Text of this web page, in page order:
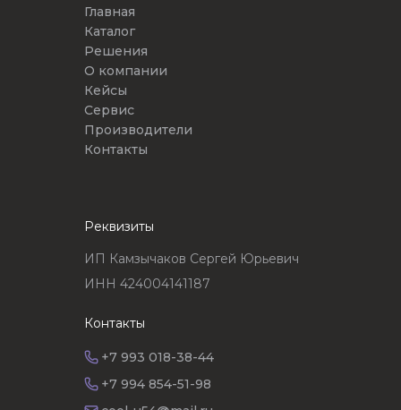
+7 994 854-51-98
+7 993 018-38-44
Контакты
ИП Камзычаков Сергей Юрьевич
ИНН 424004141187
Реквизиты
Главная
Каталог
Решения
О компании
Кейсы
Сервис
Производители
Контакты